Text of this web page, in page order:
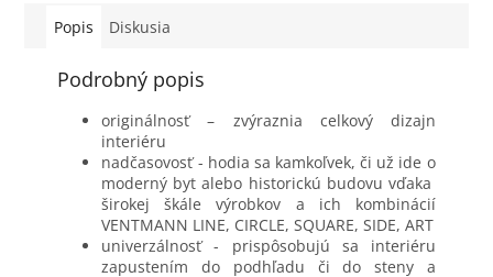
Popis Diskusia
Podrobný popis
originálnosť – zvýraznia celkový dizajn
interiéru
nadčasovosť - hodia sa kamkoľvek, či už ide o
moderný byt alebo historickú budovu vďaka
širokej škále výrobkov a ich kombinácií
VENTMANN LINE, CIRCLE, SQUARE, SIDE, ART
univerzálnosť - prispôsobujú sa interiéru
zapustením do podhľadu či do steny a